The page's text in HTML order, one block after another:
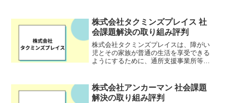
し、児童生徒が社会とつながりながら多
様な学びを深めるこ...
株式会社タクミンズプレイス 社
会課題解決の取り組み評判
株式会社タクミンズプレイスは、障がい
児とその家族が普通の生活を享受できる
ようにするために、通所支援事業所等を
そこで働く大人がストレスなく楽しく仕
事できる良い職場作り・良...
株式会社アンカーマン 社会課題
解決の取り組み評判